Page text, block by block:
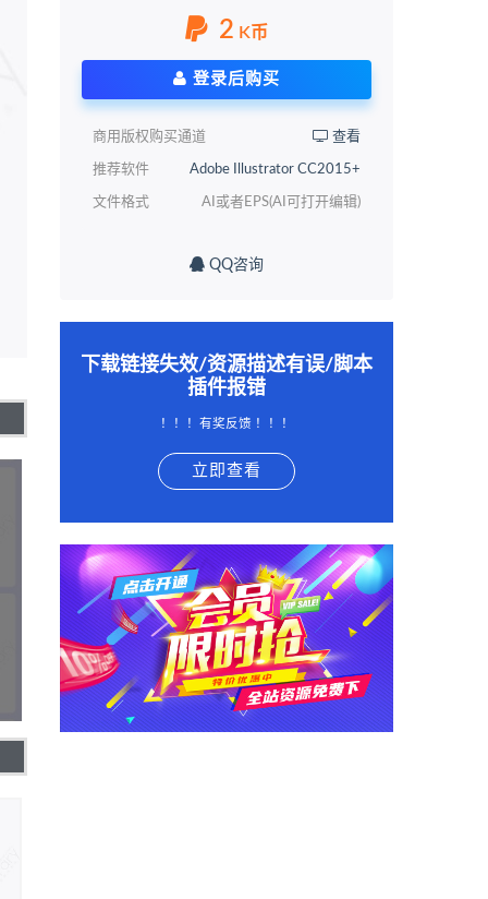
2 K币
登录后购买
商用版权购买通道 查看
推荐软件 Adobe Illustrator CC2015+
文件格式 AI或者EPS(AI可打开编辑)
QQ咨询
下载链接失效/资源描述有误/脚本
插件报错
！！！有奖反馈 ！！！
立即查看